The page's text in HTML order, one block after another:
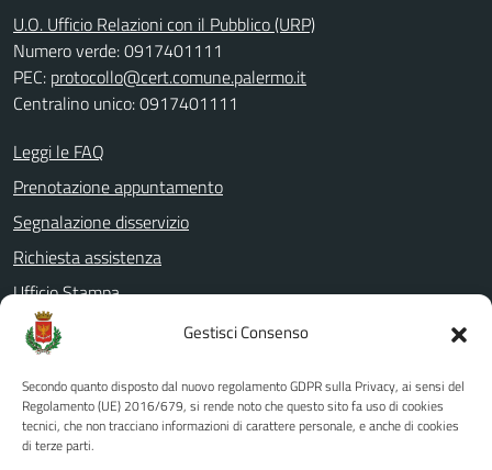
Gestisci Consenso
Secondo quanto disposto dal nuovo regolamento GDPR sulla Privacy, ai sensi del
Regolamento (UE) 2016/679, si rende noto che questo sito fa uso di cookies
tecnici, che non tracciano informazioni di carattere personale, e anche di cookies
di terze parti.
U.O. Ufficio Relazioni con il Pubblico (URP)
Numero verde: 0917401111
PEC: protocollo@cert.comune.palermo.it
Centralino unico: 0917401111
Leggi le FAQ
Prenotazione appuntamento
Segnalazione disservizio
Richiesta assistenza
Ufficio Stampa
Amministrazione Trasparente
Albo pretorio
Informativa privacy
Note legali